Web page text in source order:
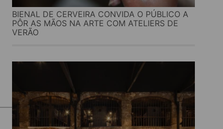
BIENAL DE CERVEIRA CONVIDA O PÚBLICO A
PÔR AS MÃOS NA ARTE COM ATELIERS DE
VERÃO